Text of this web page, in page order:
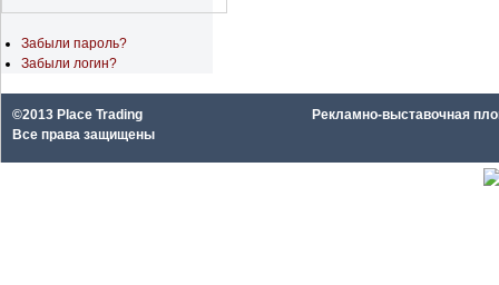
Забыли пароль?
Забыли логин?
©2013 Place Trading
Все права защищены
Рекламно-выставочная